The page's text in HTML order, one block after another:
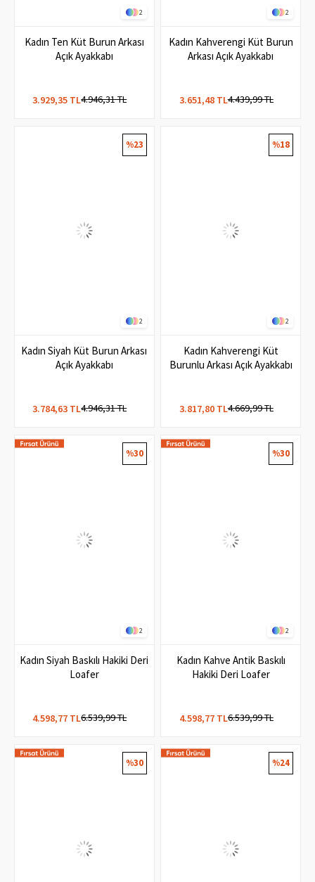
2
Kadın Ten Küt Burun Arkası
Açık Ayakkabı
3.929,35 TL4.946,31 TL
2
Kadın Kahverengi Küt Burun
Arkası Açık Ayakkabı
3.651,48 TL4.439,99 TL
2
Kadın Siyah Küt Burun Arkası
Açık Ayakkabı
3.784,63 TL4.946,31 TL
%23
2
Kadın Kahverengi Küt
Burunlu Arkası Açık Ayakkabı
3.817,80 TL4.669,99 TL
%18
2
Kadın Siyah Baskılı Hakiki Deri
Loafer
4.598,77 TL6.539,99 TL
%30
2
Kadın Kahve Antik Baskılı
Hakiki Deri Loafer
4.598,77 TL6.539,99 TL
%30
%30 %24